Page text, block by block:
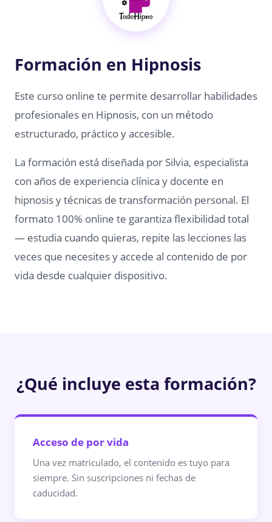
Formación en Hipnosis
Este curso online te permite desarrollar habilidades
profesionales en Hipnosis, con un método
estructurado, práctico y accesible.
La formación está diseñada por Silvia, especialista
con años de experiencia clínica y docente en
hipnosis y técnicas de transformación personal. El
formato 100% online te garantiza flexibilidad total
— estudia cuando quieras, repite las lecciones las
veces que necesites y accede al contenido de por
vida desde cualquier dispositivo.
¿Qué incluye esta formación?
Acceso de por vida
Una vez matriculado, el contenido es tuyo para
siempre. Sin suscripciones ni fechas de
caducidad.